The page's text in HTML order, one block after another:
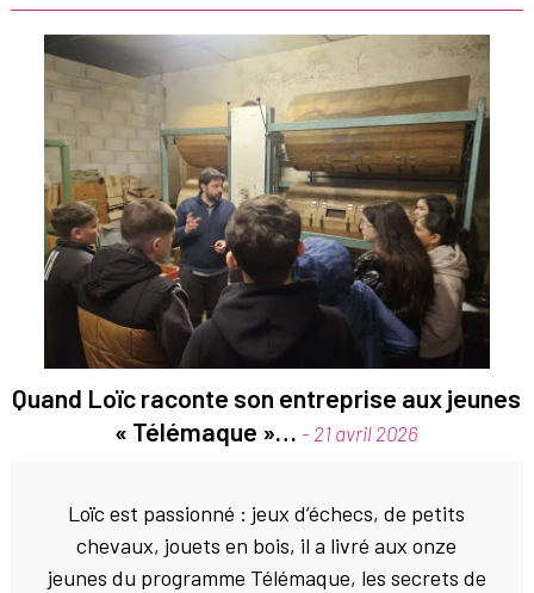
Quand Loïc raconte son entreprise aux jeunes
« Télémaque »… - 21 avril 2026
Loïc est passionné : jeux d’échecs, de petits
chevaux, jouets en bois, il a livré aux onze
jeunes du programme Télémaque, les secrets de